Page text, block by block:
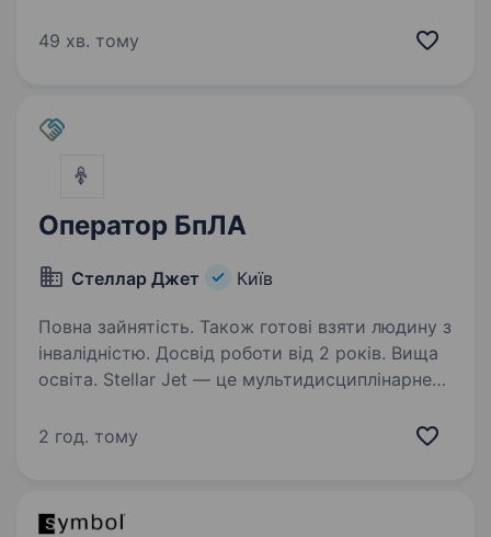
на роботу спеціаліста по ремонту
Вміння користивтися контрольно-
вимірювальним обладнанням;…
49 хв. тому
Оператор БпЛА
Стеллар Джет Київ
Повна зайнятість. Також готові взяти людину з
інвалідністю. Досвід роботи від 2 років. Вища
освіта. Stellar Jet — це мультидисциплінарне
Наші проєкти вже довели свою ефективність, і
ми в пошуку Оператора…
2 год. тому